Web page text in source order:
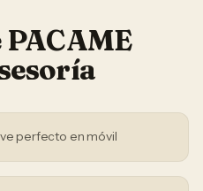
PACAME
perfecto en móvil